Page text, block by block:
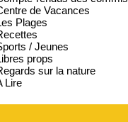
de Vacances
Plages
/ Jeunes
props
sur la nature
Lire